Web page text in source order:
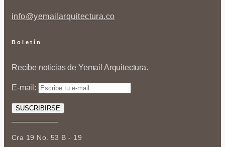
info@yemailarquitectura.co
Boletín
Recibe noticias de Yemail Arquitectura.
E-mail:
Cra 19 No. 53 B - 19